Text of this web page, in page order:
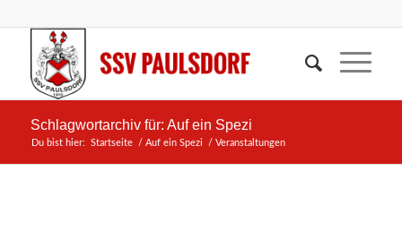
Schlagwortarchiv für: Auf ein Spezi
Du bist hier: Startseite / Auf ein Spezi / Veranstaltungen